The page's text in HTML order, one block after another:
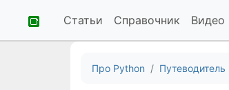
Статьи Справочник Видео
Про Python Путеводитель